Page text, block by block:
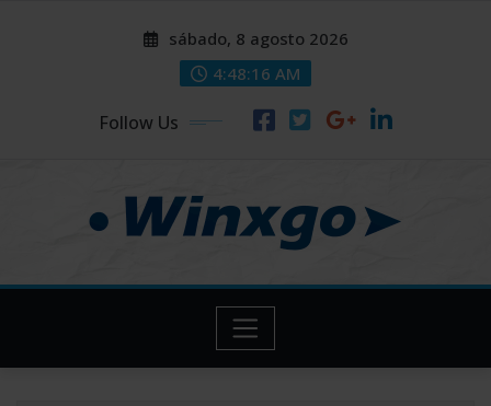
sábado, 8 agosto 2026
4:48:17 AM
Follow Us